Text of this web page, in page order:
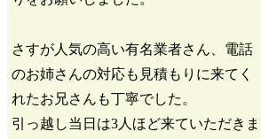
さすが人気の高い有名業者さん、電話
のお姉さんの対応も見積もりに来てく
れたお兄さんも丁寧でした。
引っ越し当日は3人ほど来ていただきま